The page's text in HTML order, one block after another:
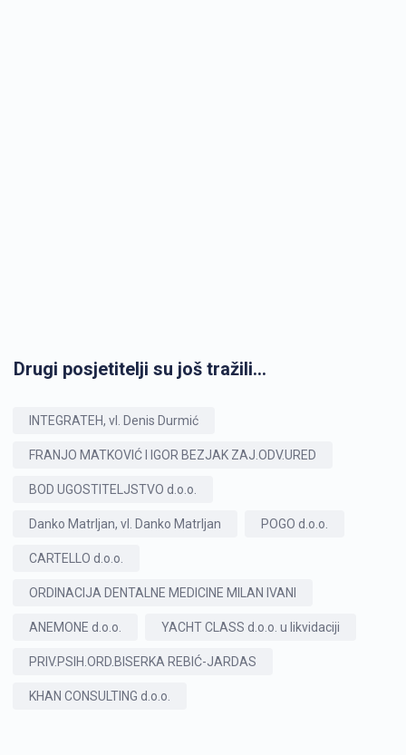
Drugi posjetitelji su još tražili...
INTEGRATEH, vl. Denis Durmić
FRANJO MATKOVIĆ I IGOR BEZJAK ZAJ.ODV.URED
BOD UGOSTITELJSTVO d.o.o.
Danko Matrljan, vl. Danko Matrljan POGO d.o.o.
CARTELLO d.o.o.
ORDINACIJA DENTALNE MEDICINE MILAN IVANI
ANEMONE d.o.o. YACHT CLASS d.o.o. u likvidaciji
PRIV.PSIH.ORD.BISERKA REBIĆ-JARDAS
KHAN CONSULTING d.o.o.